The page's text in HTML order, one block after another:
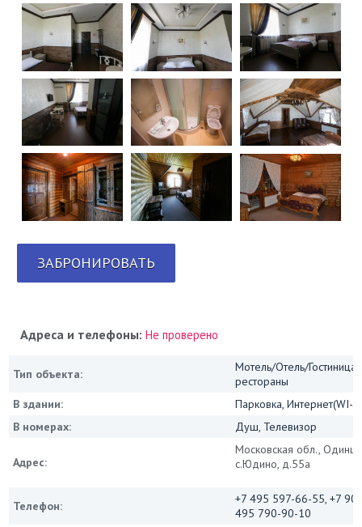
ЗАБРОНИРОВАТЬ
Адреса и телефоны:Не проверено
Тип объекта:
Мотель/Отель/
рестораны
В здании:
Парковка, Интернет(WI-
В номерах:
Душ, Телевизор
Адрес:
Московская обл.,
с.Юдино, д.55а
Телефон:
+7 495 597-66-55, +7
495 790-90-10